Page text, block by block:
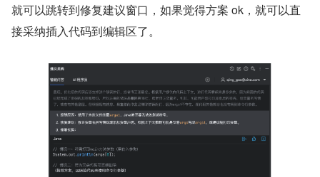
就可以跳转到修复建议窗口，如果觉得方案 ok，就可以直
接采纳插入代码到编辑区了。